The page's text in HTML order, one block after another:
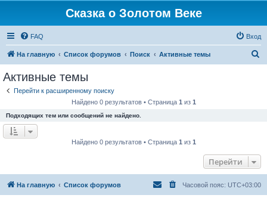
Сказка о Золотом Веке
FAQ Вход
На главную Список форумов Поиск Активные темы
Активные темы
Перейти к расширенному поиску
Найдено 0 результатов • Страница 1 из 1
Подходящих тем или сообщений не найдено.
Найдено 0 результатов • Страница 1 из 1
Перейти
На главную Список форумов Часовой пояс: UTC+03:00